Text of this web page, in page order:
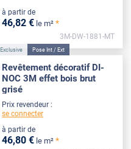
à partir de
46,82 € le m² *
3M-DW-1881-MT
Exclusive Pose Int / Ext
Revêtement décoratif DI-
NOC 3M effet bois brut
grisé
Prix revendeur :
se connecter
à partir de
46,80 € le m² *